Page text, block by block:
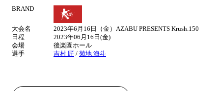
BRAND
大会名
2023年6月16日（金）AZABU PRESENTS Krush.150
日程
2023年06月16日(金)
会場
後楽園ホール
選手
吉村 匠 / 菊地 海斗